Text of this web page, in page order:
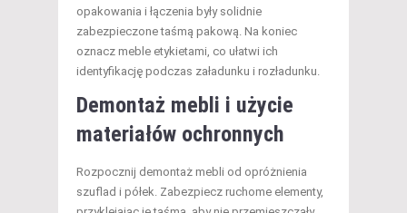
opakowania i łączenia były solidnie
zabezpieczone taśmą pakową. Na koniec
oznacz meble etykietami, co ułatwi ich
identyfikację podczas załadunku i rozładunku.
Demontaż mebli i użycie
materiałów ochronnych
Rozpocznij demontaż mebli od opróżnienia
szuflad i półek. Zabezpiecz ruchome elementy,